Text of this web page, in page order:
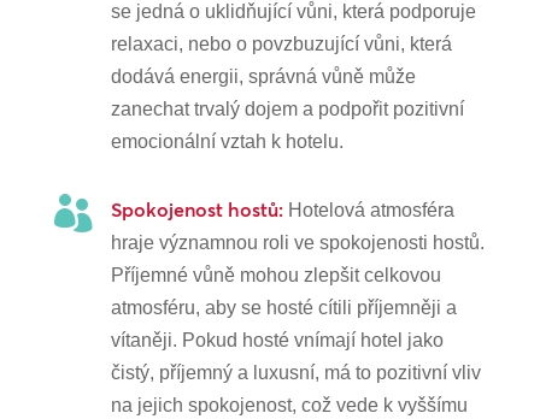
se jedná o uklidňující vůni, která podporuje
relaxaci, nebo o povzbuzující vůni, která
dodává energii, správná vůně může
zanechat trvalý dojem a podpořit pozitivní
emocionální vztah k hotelu.
 Spokojenost hostů:Hotelová atmosféra
hraje významnou roli ve spokojenosti hostů.
Příjemné vůně mohou zlepšit celkovou
atmosféru, aby se hosté cítili příjemněji a
vítaněji. Pokud hosté vnímají hotel jako
čistý, příjemný a luxusní, má to pozitivní vliv
na jejich spokojenost, což vede k vyššímu